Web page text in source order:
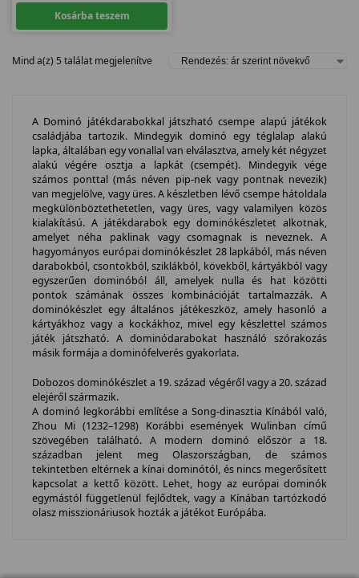
Kosárba teszem
Mind a(z) 5 találat megjelenítve
A Dominó játékdarabokkal játszható csempe alapú játékok
családjába tartozik. Mindegyik dominó egy téglalap alakú
lapka, általában egy vonallal van elválasztva, amely két négyzet
alakú végére osztja a lapkát (csempét). Mindegyik vége
számos ponttal (más néven pip-nek vagy pontnak nevezik)
van megjelölve, vagy üres. A készletben lévő csempe hátoldala
megkülönböztethetetlen, vagy üres, vagy valamilyen közös
kialakítású. A játékdarabok egy dominókészletet alkotnak,
amelyet néha paklinak vagy csomagnak is neveznek. A
hagyományos európai dominókészlet 28 lapkából, más néven
darabokból, csontokból, sziklákból, kövekből, kártyákból vagy
egyszerűen dominóból áll, amelyek nulla és hat közötti
pontok számának összes kombinációját tartalmazzák. A
dominókészlet egy általános játékeszköz, amely hasonló a
kártyákhoz vagy a kockákhoz, mivel egy készlettel számos
játék játszható. A dominódarabokat használó szórakozás
másik formája a dominófelverés gyakorlata.
Dobozos dominókészlet a 19. század végéről vagy a 20. század
elejéről származik.
A dominó legkorábbi említése a Song-dinasztia Kínából való,
Zhou Mi (1232–1298) Korábbi események Wulinban című
szövegében található. A modern dominó először a 18.
században jelent meg Olaszországban, de számos
tekintetben eltérnek a kínai dominótól, és nincs megerősített
kapcsolat a kettő között. Lehet, hogy az európai dominók
egymástól függetlenül fejlődtek, vagy a Kínában tartózkodó
olasz misszionáriusok hozták a játékot Európába.